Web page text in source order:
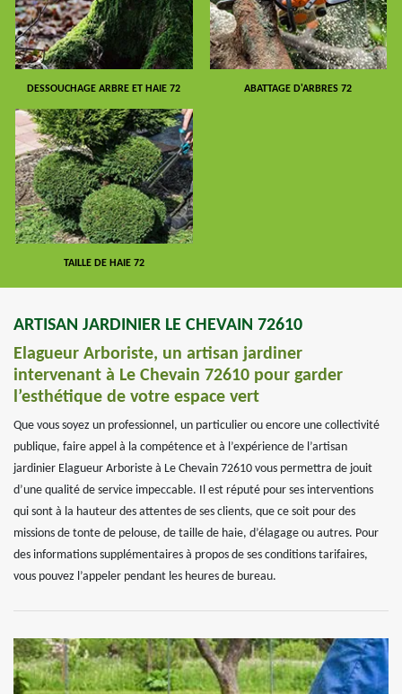
DESSOUCHAGE ARBRE ET HAIE 72 ABATTAGE D'ARBRES 72
TAILLE DE HAIE 72
ARTISAN JARDINIER LE CHEVAIN 72610
Elagueur Arboriste, un artisan jardiner
intervenant à Le Chevain 72610 pour garder
l’esthétique de votre espace vert
Que vous soyez un professionnel, un particulier ou encore une collectivité
publique, faire appel à la compétence et à l’expérience de l’artisan
jardinier Elagueur Arboriste à Le Chevain 72610 vous permettra de jouit
d’une qualité de service impeccable. Il est réputé pour ses interventions
qui sont à la hauteur des attentes de ses clients, que ce soit pour des
missions de tonte de pelouse, de taille de haie, d’élagage ou autres. Pour
des informations supplémentaires à propos de ses conditions tarifaires,
vous pouvez l’appeler pendant les heures de bureau.